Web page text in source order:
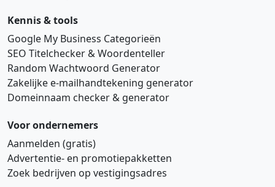
Kennis & tools
Google My Business Categorieën
SEO Titelchecker & Woordenteller
Random Wachtwoord Generator
Zakelijke e‑mailhandtekening generator
Domeinnaam checker & generator
Voor ondernemers
Aanmelden (gratis)
Advertentie‑ en promotiepakketten
Zoek bedrijven op vestigingsadres